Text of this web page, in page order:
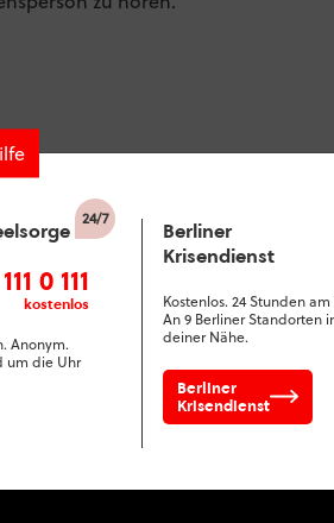
0 111
kostenlos
Anonym.
um die Uhr
Berliner
Krisendienst
Kostenlos. 24 Stunden am
An 9 Berliner Standorten
deiner Nähe.
Berliner
Krisendienst
durch Suizid verloren haben
2020